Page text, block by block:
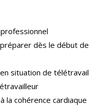
dès le début de
situation de télétravail
la cohérence cardiaque